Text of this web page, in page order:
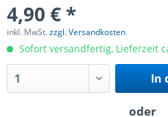
4,90 € *
inkl. MwSt.zzgl. Versandkosten
Sofort versandfertig, Lieferzeit
In